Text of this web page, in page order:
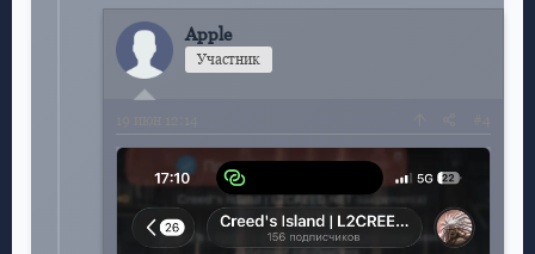
Apple
Участник